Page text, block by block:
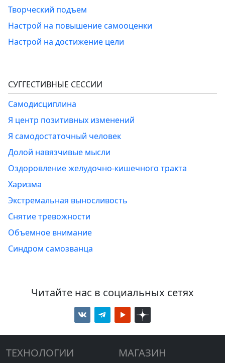
Творческий подъем
Настрой на повышение самооценки
Настрой на достижение цели
СУГГЕСТИВНЫЕ СЕССИИ
Самодисциплина
Я центр позитивных изменений
Я самодостаточный человек
Долой навязчивые мысли
Оздоровление желудочно-кишечного тракта
Харизма
Экстремальная выносливость
Снятие тревожности
Объемное внимание
Синдром самозванца
Читайте нас в социальных сетях
ТЕХНОЛОГИИ МАГАЗИН